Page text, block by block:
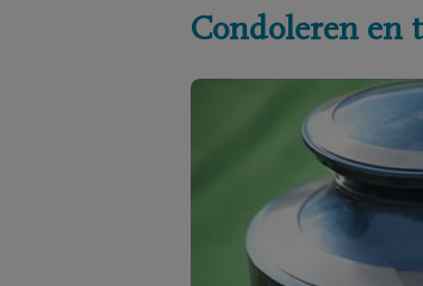
Condoleren en